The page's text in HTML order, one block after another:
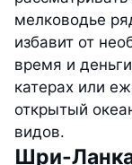
мелководье
избавит от
время и
катерах или
открытый
видов.
Шри-